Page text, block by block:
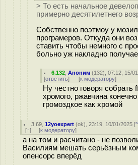
> То есть начальное
примерно десятилетнего
Собственно поэтмоу у
програмеров. Откуда они
ставить чтобы немного с
больно уж накладно
6.132 ,Аноним (132), 07:12, 15/
[ответить] [к модератору]
Ну честно говоря собрать
хромого, ржавчина
громоздкое как хромой
3.69 ,12yoexpert (ok), 23:19, 10/01/2025 [^
[↑] [к модератору]
а на том и расчитано - не
Василиям мешать серьёзным
опенсорс вперёд